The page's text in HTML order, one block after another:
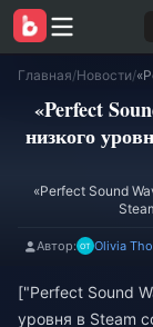
Главная/Новости/
«Perfect
низкого
«Perfect Sound
Автор: Olivia
["Perfect Sound
уровня в Steam